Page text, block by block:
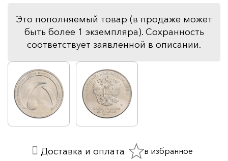
Это пополняемый товар (в продаже может
быть более 1 экземпляра). Сохранность
соответствует заявленной в описании.
Доставка и оплата в избранное